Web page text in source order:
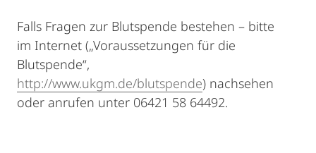
Falls Fragen zur Blutspende bestehen – bitte
im Internet („Voraussetzungen für die
Blutspende“,
http://www.ukgm.de/blutspende) nachsehen
oder anrufen unter 06421 58 64492.